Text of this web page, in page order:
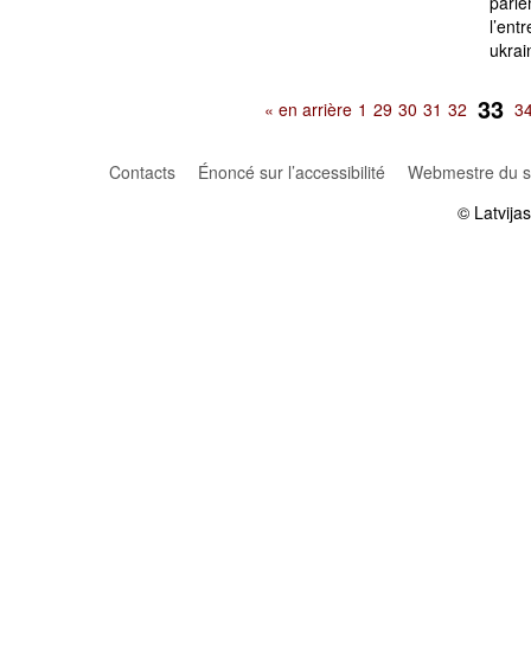
« en arrière 1 29 30 31 32 33
Contacts Énoncé sur l’accessibilité
Webmestre du
©